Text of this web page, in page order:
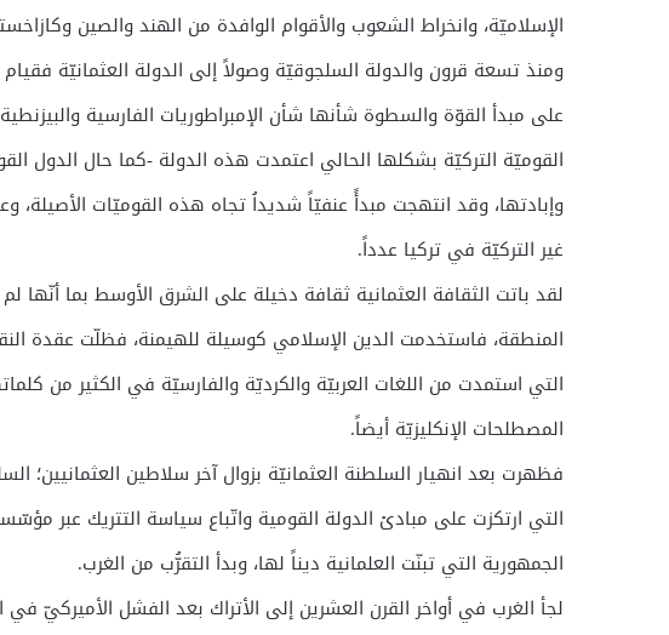
الإسلاميّة، وانخراط الشعوب والأقوام الوافدة من الهند والصين
ومنذ تسعة قرون والدولة السلجوقيّة وصولاً إلى الدولة العثمانيّة
على مبدأ القوّة والسطوة شأنها شأن الإمبراطوريات الفارسية
القوميّة التركيّة بشكلها الحالي اعتمدت هذه الدولة -كما حال الدول
وإبادتها، وقد انتهجت مبدأً عنفيّاً شديداُ تجاه هذه القوميّات
غير التركيّة في تركيا عدداً.
لقد باتت الثقافة العثمانية ثقافة دخيلة على الشرق الأوسط بما أنّها
المنطقة، فاستخدمت الدين الإسلامي كوسيلة للهيمنة، فظلّت عقدة
التي استمدت من اللغات العربيّة والكرديّة والفارسيّة في الكثير من
المصطلحات الإنكليزيّة أيضاً.
فظهرت بعد انهيار السلطنة العثمانيّة بزوال آخر سلاطين العثمانيين؛
التي ارتكزت على مبادئ الدولة القومية واتّباع سياسة التتريك عبر
الجمهورية التي تبنّت العلمانية ديناً لها، وبدأ التقرُّب من الغرب.
لجأ الغرب في أواخر القرن العشرين إلى الأتراك بعد الفشل الأميركيّ في